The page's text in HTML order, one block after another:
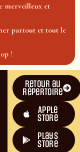
merveilleux et
partout et tout le
!
Retour au
répertoire
Apple
Store
plays
store